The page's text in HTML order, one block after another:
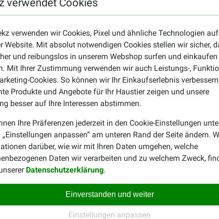
verwendet Cookies
verwenden wir Cookies, Pixel und ähnliche Technologien auf
Website. Mit absolut notwendigen Cookies stellen wir sicher,
und reibungslos in unserem Webshop surfen und einkaufen
Mit Ihrer Zustimmung verwenden wir auch Leistungs-,
Cookies. So können wir Ihr Einkaufserlebnis
Produkte und Angebote für Ihr Haustier zeigen und unsere
besser auf Ihre Interessen abstimmen.
Ihre Präferenzen jederzeit in den Cookie-Einstellungen
„Einstellungen anpassen“ am unteren Rand der Seite ändern.
darüber, wie wir mit Ihren Daten umgehen, welche
Daten wir verarbeiten und zu welchem Zweck,
Datenschutzerklärung.
Einverstanden und weiter
Einstellungen anpassen
für Hunde
Ihres Hunde und Teil einer ausgewogenen
für Ihren Liebling? Wir haben zum Beispiel
Leckerbissen für Ihren Hund? Stöbern Sie
Leistungsverhältnis:
Massimo
Te droge consistentie.
aangetrokken.